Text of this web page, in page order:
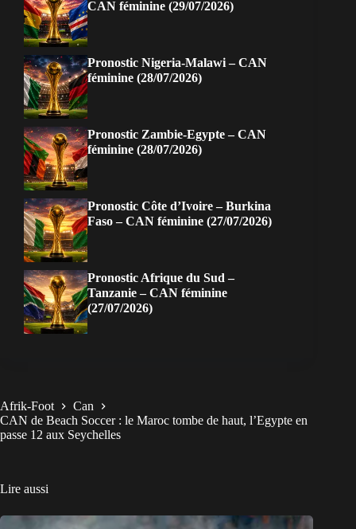
CAN féminine (29/07/2026)
Pronostic Nigeria-Malawi – CAN
féminine (28/07/2026)
Pronostic Zambie-Egypte – CAN
féminine (28/07/2026)
Pronostic Côte d’Ivoire – Burkina
Faso – CAN féminine (27/07/2026)
Pronostic Afrique du Sud –
Tanzanie – CAN féminine
(27/07/2026)
Afrik-Foot
Can
CAN de Beach Soccer : le Maroc tombe de haut, l’Egypte en
passe 12 aux Seychelles
Lire aussi